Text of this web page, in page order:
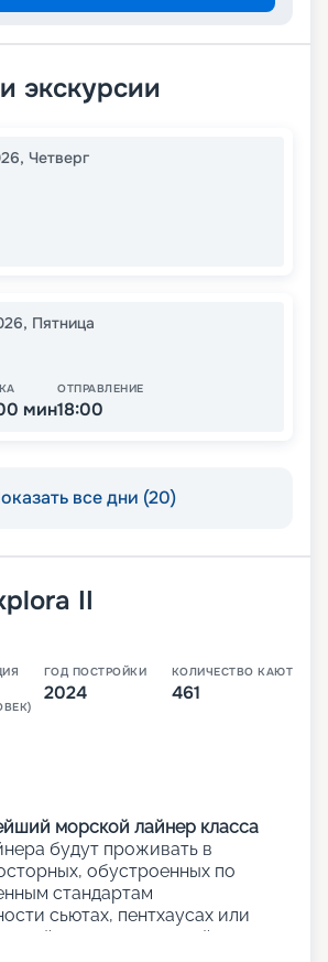
экскурсии
, Четверг
, Пятница
мин
ОТПРАВЛЕНИЕ
18:00
все дни (20)
II
ГОД ПОСТРОЙКИ
2024
КОЛИЧЕСТВО КАЮТ
461
морской лайнер класса
будут проживать в
обустроенных по
стандартам
сьютах, пентхаусах или
из 461 люксов лайнера с